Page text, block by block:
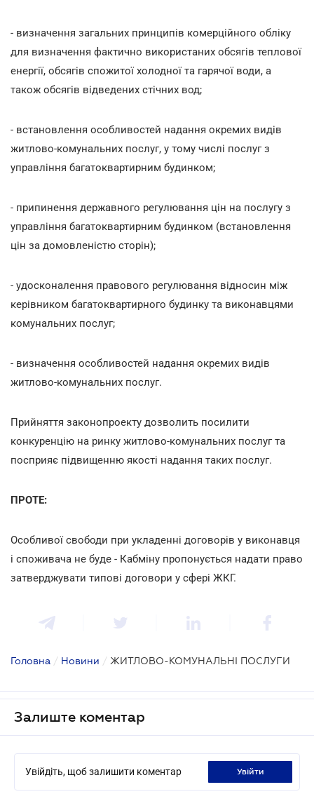
- визначення загальних принципів комерційного обліку
для визначення фактично використаних обсягів теплової
енергії, обсягів спожитої холодної та гарячої води, а
також обсягів відведених стічних вод;
- встановлення особливостей надання окремих видів
житлово-комунальних послуг, у тому числі послуг з
управління багатоквартирним будинком;
- припинення державного регулювання цін на послугу з
управління багатоквартирним будинком (встановлення
цін за домовленістю сторін);
- удосконалення правового регулювання відносин між
керівником багатоквартирного будинку та виконавцями
комунальних послуг;
- визначення особливостей надання окремих видів
житлово-комунальних послуг.
Прийняття законопроекту дозволить посилити
конкуренцію на ринку житлово-комунальних послуг та
посприяє підвищенню якості надання таких послуг.
ПРОТЕ:
Особливої свободи при укладенні договорів у виконавця
і споживача не буде - Кабміну пропонується надати право
затверджувати типові договори у сфері ЖКГ.
Головна / Новини / ЖИТЛОВО-КОМУНАЛЬНІ ПОСЛУГИ
Залиште коментар
Увійдіть, щоб залишити коментар увійти